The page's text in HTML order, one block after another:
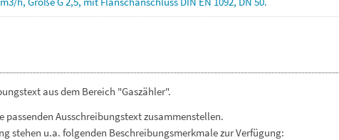
aus dem Bereich "Gaszähler".
passenden Ausschreibungstext zusammenstellen.
stehen u.a. folgenden Beschreibungsmerkmale zur Verfügung: